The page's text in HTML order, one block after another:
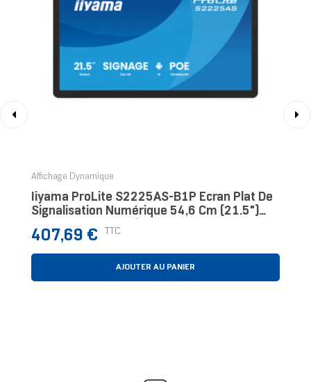
Affichage Dynamique
Iiyama ProLite S2225AS-B1P Écran Plat De
Signalisation Numérique 54,6 Cm (21.5")
LCD Wifi 500 Cd/m² Full HD Noir Intégré Dans
Le
Prix
407,69 € TTC
AJOUTER AU PANIER